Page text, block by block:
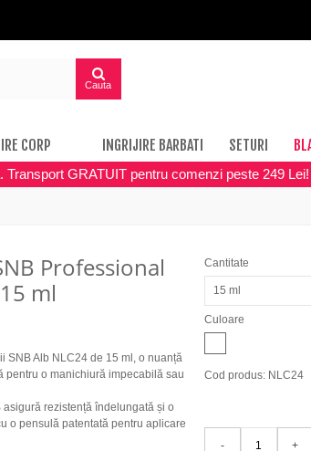
Cauta
CORP INGRIJIRE BARBATI SETURI
Transport GRATUIT pentru comenzi peste 249 Lei!
Professional
ml
SNB Alb NLC24 de 15 ml, o nuanță
pentru o manichiură impecabilă sau
rezistență îndelungată și o
o pensulă patentată pentru aplicare
Cantitate
15 ml
Culoare
Cod produs: NLC24
- +